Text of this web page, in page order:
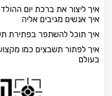
איך ליצור את ברכת יום
איך אנשים מגיבים אליה
איך תוכל להשתפר בפתירת
איך לפתור תשבצים כמו
בעולם